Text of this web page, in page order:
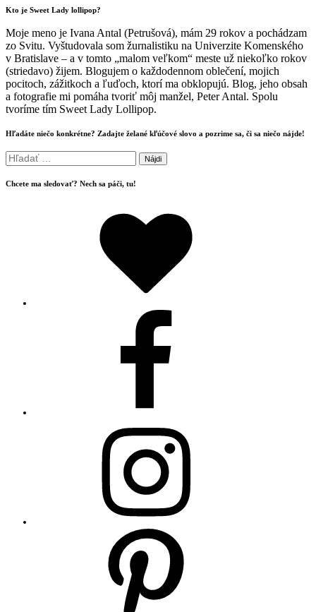
Kto je Sweet Lady lollipop?
Moje meno je Ivana Antal (Petrušová), mám 29 rokov a pochádzam
zo Svitu. Vyštudovala som žurnalistiku na Univerzite Komenského
v Bratislave – a v tomto „malom veľkom“ meste už niekoľko rokov
(striedavo) žijem. Blogujem o každodennom oblečení, mojich
pocitoch, zážitkoch a ľuďoch, ktorí ma obklopujú. Blog, jeho obsah
a fotografie mi pomáha tvoriť môj manžel, Peter Antal. Spolu
tvoríme tím Sweet Lady Lollipop.
Hľadáte niečo konkrétne? Zadajte želané kľúčové slovo a pozrime sa, či sa niečo nájde!
Hľadať:
Chcete ma sledovať? Nech sa páči, tu!